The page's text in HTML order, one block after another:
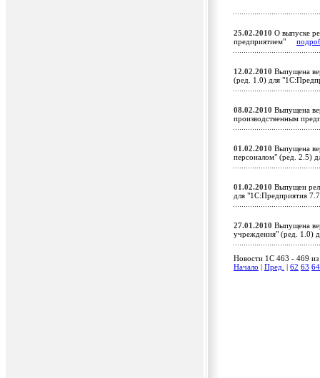
25.02.2010 О выпуске
предприятием"
12.02.2010 Выпущена
(ред. 1.0) для
08.02.2010 Выпущена
производственным
01.02.2010 Выпущена
персоналом" (ред. 2.5)
01.02.2010 Выпущен
для "1С:Предприятия
27.01.2010 Выпущена
учреждения" (ред. 1.0)
Новости 1C 463 - 469
Начало
Пред. 62 63 64